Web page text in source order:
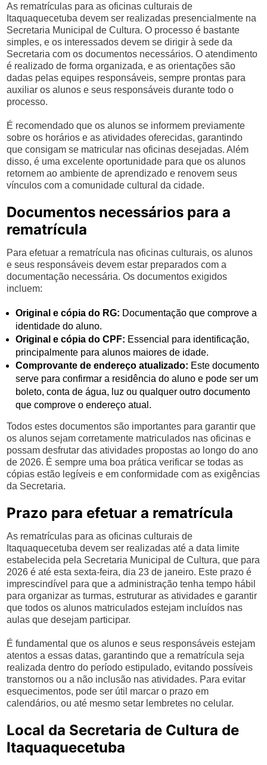
As rematrículas para as oficinas culturais de
Itaquaquecetuba devem ser realizadas presencialmente na
Secretaria Municipal de Cultura. O processo é bastante
simples, e os interessados devem se dirigir à sede da
Secretaria com os documentos necessários. O atendimento
é realizado de forma organizada, e as orientações são
dadas pelas equipes responsáveis, sempre prontas para
auxiliar os alunos e seus responsáveis durante todo o
processo.
É recomendado que os alunos se informem previamente
sobre os horários e as atividades oferecidas, garantindo
que consigam se matricular nas oficinas desejadas. Além
disso, é uma excelente oportunidade para que os alunos
retornem ao ambiente de aprendizado e renovem seus
vínculos com a comunidade cultural da cidade.
Documentos necessários para a
rematrícula
Para efetuar a rematrícula nas oficinas culturais, os alunos
e seus responsáveis devem estar preparados com a
documentação necessária. Os documentos exigidos
incluem:
Original e cópia do RG: Documentação que comprove a
identidade do aluno.
Original e cópia do CPF: Essencial para identificação,
principalmente para alunos maiores de idade.
Comprovante de endereço atualizado: Este documento
serve para confirmar a residência do aluno e pode ser um
boleto, conta de água, luz ou qualquer outro documento
que comprove o endereço atual.
Todos estes documentos são importantes para garantir que
os alunos sejam corretamente matriculados nas oficinas e
possam desfrutar das atividades propostas ao longo do ano
de 2026. É sempre uma boa prática verificar se todas as
cópias estão legíveis e em conformidade com as exigências
da Secretaria.
Prazo para efetuar a rematrícula
As rematrículas para as oficinas culturais de
Itaquaquecetuba devem ser realizadas até a data limite
estabelecida pela Secretaria Municipal de Cultura, que para
2026 é até esta sexta-feira, dia 23 de janeiro. Este prazo é
imprescindível para que a administração tenha tempo hábil
para organizar as turmas, estruturar as atividades e garantir
que todos os alunos matriculados estejam incluídos nas
aulas que desejam participar.
É fundamental que os alunos e seus responsáveis estejam
atentos a essas datas, garantindo que a rematrícula seja
realizada dentro do período estipulado, evitando possíveis
transtornos ou a não inclusão nas atividades. Para evitar
esquecimentos, pode ser útil marcar o prazo em
calendários, ou até mesmo setar lembretes no celular.
Local da Secretaria de Cultura de
Itaquaquecetuba